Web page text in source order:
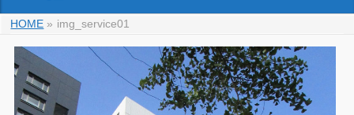
HOME » img_service01